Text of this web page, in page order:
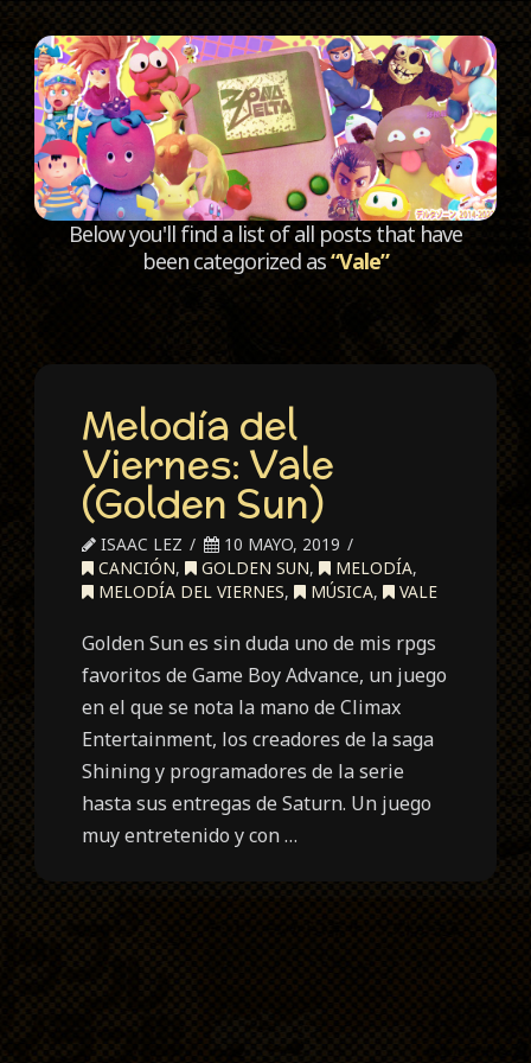
Below you'll find a list of all posts that have
been categorized as“Vale”
Melodía del
Viernes: Vale
(Golden Sun)
ISAAC LEZ
10 MAYO, 2019
CANCIÓN, GOLDEN SUN, MELODÍA,
MELODÍA DEL VIERNES, MÚSICA, VALE
Golden Sun es sin duda uno de mis rpgs
favoritos de Game Boy Advance, un juego
en el que se nota la mano de Climax
Entertainment, los creadores de la saga
Shining y programadores de la serie
hasta sus entregas de Saturn. Un juego
muy entretenido y con …